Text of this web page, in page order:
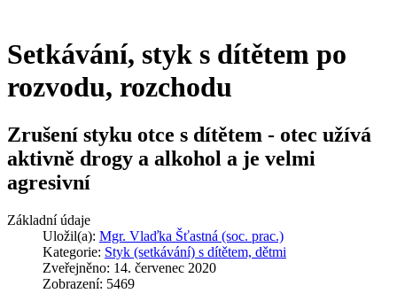
Setkávání, styk s dítětem po
rozvodu, rozchodu
Zrušení styku otce s dítětem - otec užívá
aktivně drogy a alkohol a je velmi
agresivní
Základní údaje
Uložil(a): Mgr. Vlaďka Šťastná (soc. prac.)
Kategorie: Styk (setkávání) s dítětem, dětmi
Zveřejněno: 14. červenec 2020
Zobrazení: 5469